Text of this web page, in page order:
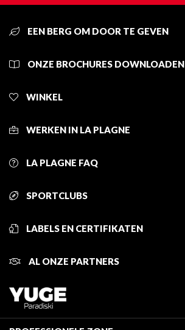
EEN BERG OM DOOR TE GEVEN
ONZE BROCHURES DOWNLOADEN
WINKEL
WERKEN IN LA PLAGNE
LA PLAGNE FAQ
SPORTCLUBS
LABELS EN CERTIFIKATEN
AL ONZE PARTNERS